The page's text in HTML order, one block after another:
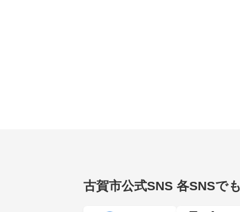
古賀市公式SNS 各SNSで